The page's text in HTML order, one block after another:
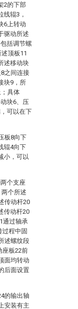
2的下部
线辊3，
6上转动
驱动所述
括调节螺
顶板11
述移动块
之间连接
块9，所
具体
块6、压
可以在下
板8向下
辊4向下
小，可以
个支座
个所述
传动杆20
传动杆20
通过轴承
过程中固
述螺纹段
座板22前
面均转动
后面设置
的输出轴
安装有主